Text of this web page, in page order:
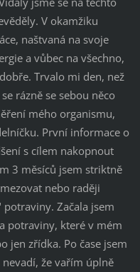
V okamžiku
naštvaná na svoje
a vůbec na všechno,
Trvalo mi den, než
rázně se sebou něco
mého organismu,
První informace o
s cílem nakopnout
3 měsíců jsem striktně
nebo raději
Začala jsem
potraviny, které v mém
jen zřídka. Po čase jsem
že vařím úplně